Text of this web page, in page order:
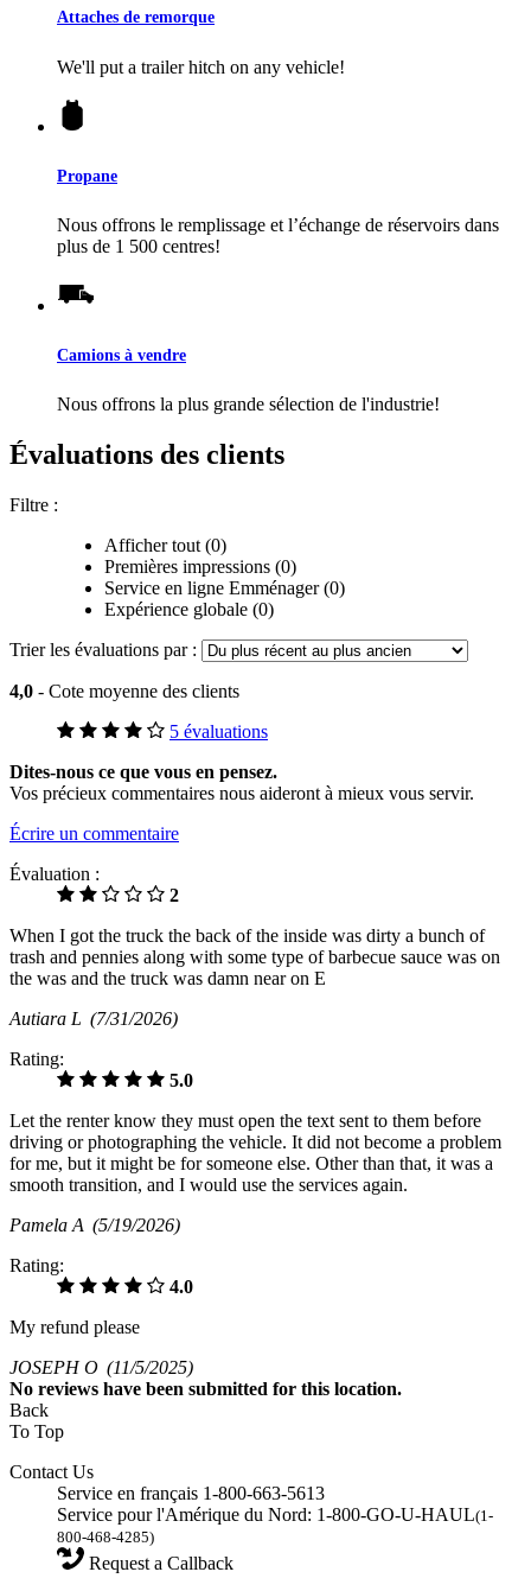
Attaches de remorque
We'll put a trailer hitch on any vehicle!
Propane
Nous offrons le remplissage et l’échange de réservoirs dans
plus de 1 500 centres!
Camions à vendre
Nous offrons la plus grande sélection de l'industrie!
Évaluations des clients
Filtre :
Afficher tout (0)
Premières impressions (0)
Service en ligne Emménager (0)
Expérience globale (0)
Trier les évaluations par :
4,0 - Cote moyenne des clients
5 évaluations
Dites-nous ce que vous en pensez.
Vos précieux commentaires nous aideront à mieux vous servir.
Écrire un commentaire
Évaluation :
2
When I got the truck the back of the inside was dirty a bunch of
trash and pennies along with some type of barbecue sauce was on
the was and the truck was damn near on E
Autiara L (7/31/2026)
Rating:
5.0
Let the renter know they must open the text sent to them before
driving or photographing the vehicle. It did not become a problem
for me, but it might be for someone else. Other than that, it was a
smooth transition, and I would use the services again.
Pamela A (5/19/2026)
Rating:
4.0
My refund please
JOSEPH O (11/5/2025)
No reviews have been submitted for this location.
Back
To Top
Contact Us
Service en français 1-800-663-5613
Service pour l'Amérique du Nord: 1-800-GO-U-HAUL(1-
800-468-4285)
Request a Callback